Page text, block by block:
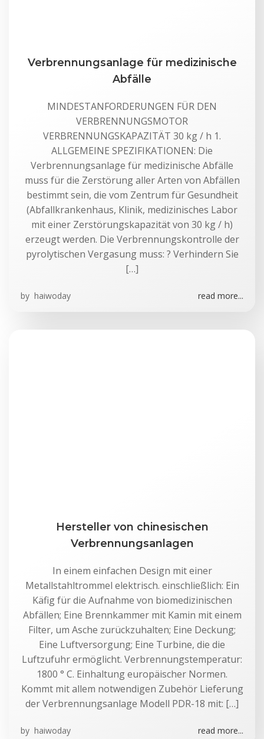
Verbrennungsanlage für medizinische
Abfälle
MINDESTANFORDERUNGEN FÜR DEN
VERBRENNUNGSMOTOR
VERBRENNUNGSKAPAZITÄT 30 kg / h 1.
ALLGEMEINE SPEZIFIKATIONEN: Die
Verbrennungsanlage für medizinische Abfälle
muss für die Zerstörung aller Arten von Abfällen
bestimmt sein, die vom Zentrum für Gesundheit
(Abfallkrankenhaus, Klinik, medizinisches Labor
mit einer Zerstörungskapazität von 30 kg / h)
erzeugt werden. Die Verbrennungskontrolle der
pyrolytischen Vergasung muss: ? Verhindern Sie
[…]
by haiwoday read more...
Hersteller von chinesischen
Verbrennungsanlagen
In einem einfachen Design mit einer
Metallstahltrommel elektrisch. einschließlich: Ein
Käfig für die Aufnahme von biomedizinischen
Abfällen; Eine Brennkammer mit Kamin mit einem
Filter, um Asche zurückzuhalten; Eine Deckung;
Eine Luftversorgung; Eine Turbine, die die
Luftzufuhr ermöglicht. Verbrennungstemperatur:
1800 ° C. Einhaltung europäischer Normen.
Kommt mit allem notwendigen Zubehör Lieferung
der Verbrennungsanlage Modell PDR-18 mit: […]
by haiwoday read more...